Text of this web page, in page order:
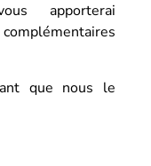
apporterai
que nous le